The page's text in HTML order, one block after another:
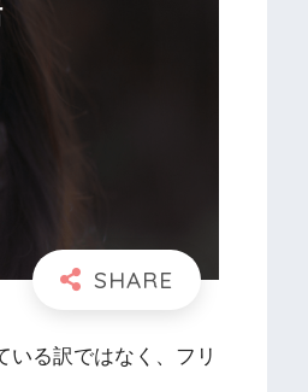
いる訳ではなく、フリ